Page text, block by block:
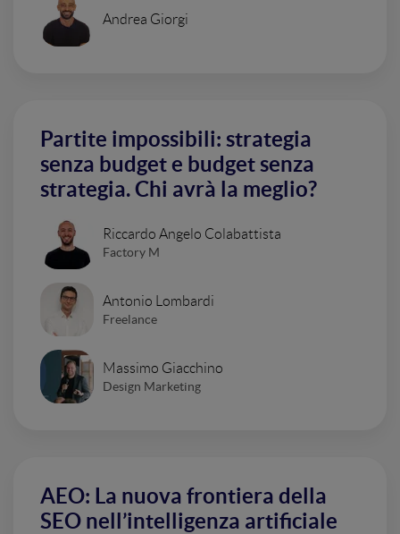
Andrea Giorgi
Partite impossibili: strategia
senza budget e budget senza
strategia. Chi avrà la meglio?
Riccardo Angelo Colabattista
Factory M
Antonio Lombardi
Freelance
Massimo Giacchino
Design Marketing
AEO: La nuova frontiera della
SEO nell’intelligenza artificiale